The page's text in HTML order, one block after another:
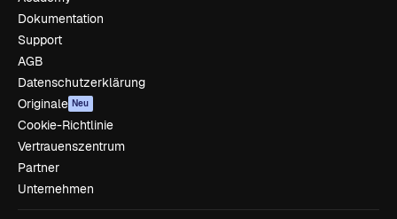
Dokumentation
Support
AGB
Datenschutzerklärung
Originale Neu
Cookie-Richtlinie
Vertrauenszentrum
Partner
Unternehmen